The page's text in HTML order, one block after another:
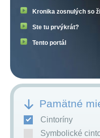
Kronika zosnulých so
Ste tu prvýkrát?
Tento portál
Pamätné
Cintoríny
Symbolické